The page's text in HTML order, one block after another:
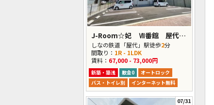
J-Room☆妃 Ⅶ番館 屋代駅前
しなの鉄道「屋代」駅徒歩2分
間取り： 1R - 1LDK
賃料： 67,000 - 73,000円
新築・築浅 敷金0
オートロック
バス・トイレ別
インターネット無料
07/31